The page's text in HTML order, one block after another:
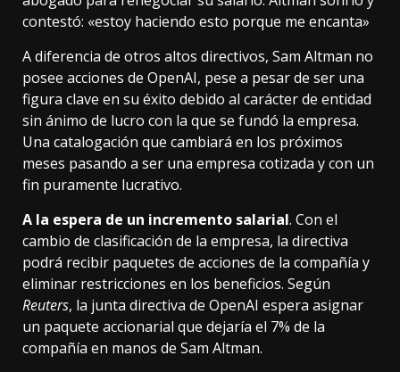
contestó: «estoy haciendo esto porque me encanta»
A diferencia de otros altos directivos, Sam Altman no
posee acciones de OpenAI, pese a pesar de ser una
figura clave en su éxito debido al carácter de entidad
sin ánimo de lucro con la que se fundó la empresa.
Una catalogación que cambiará en los próximos
meses pasando a ser una empresa cotizada y con un
fin puramente lucrativo.
A la espera de un incremento salarial. Con el
cambio de clasificación de la empresa, la directiva
podrá recibir paquetes de acciones de la compañía y
eliminar restricciones en los beneficios. Según
Reuters, la junta directiva de OpenAI espera asignar
un paquete accionarial que dejaría el 7% de la
compañía en manos de Sam Altman.